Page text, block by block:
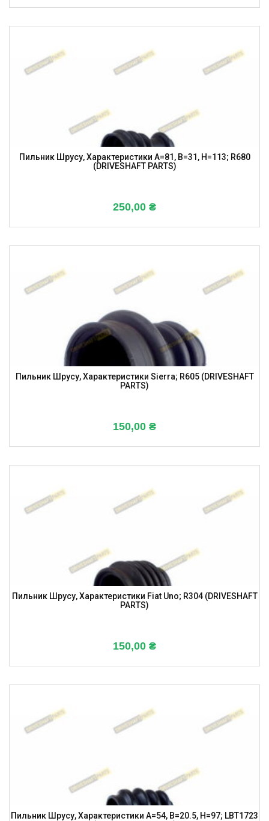
Пильник Шрусу, Характеристики A=81, B=31, H=113; R680
(DRIVESHAFT PARTS)
250,00 ₴
Пильник Шрусу, Характеристики Sierra; R605 (DRIVESHAFT
PARTS)
150,00 ₴
Пильник Шрусу, Характеристики Fiat Uno; R304 (DRIVESHAFT
PARTS)
150,00 ₴
Пильник Шрусу, Характеристики A=54, B=20.5, H=97; LBT1723